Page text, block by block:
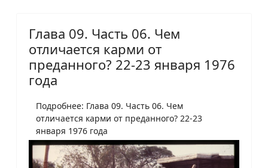
Глава 09. Часть 06. Чем
отличается карми от
преданного? 22-23 января 1976
года
Подробнее: Глава 09. Часть 06. Чем
отличается карми от преданного? 22-23
января 1976 года